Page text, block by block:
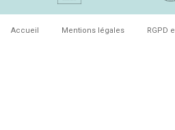
Accueil Mentions légales RGPD